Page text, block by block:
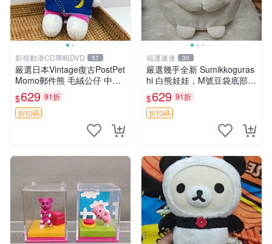
影視動漫CD專輯DVD 57
嚴選日本Vintage復古PostPet
Momo郵件熊 毛絨公仔 中古
玩偶 快遞包到 默認次日達 po
stpet momo 玩具 玩偶
$629 91折
折扣碼
福運連連 30
嚴選幾乎全新 Sumikkoguras
hi 白熊娃娃，M號豆袋底部，
穩固不易倒，毛絨布標附贈，
極致軟糯手感，精工細作值得
典藏，尺寸24cm，收藏佳品
$629 91折
折扣碼